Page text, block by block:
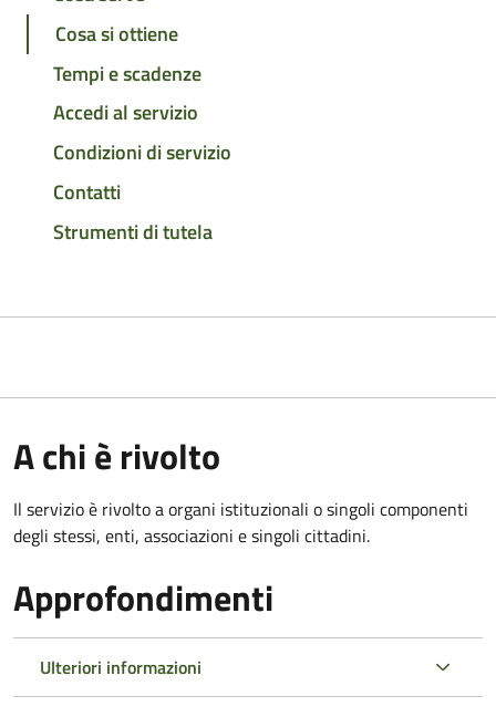
Cosa si ottiene
Tempi e scadenze
Accedi al servizio
Condizioni di servizio
Contatti
Strumenti di tutela
A chi è rivolto
Il servizio è rivolto a organi istituzionali o singoli componenti
degli stessi, enti, associazioni e singoli cittadini.
Approfondimenti
Ulteriori informazioni